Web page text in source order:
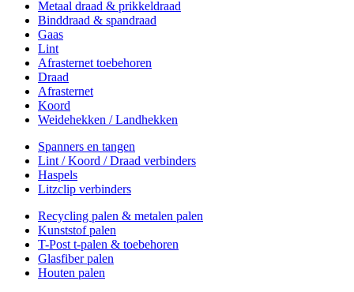
Metaal draad & prikkeldraad
Binddraad & spandraad
Gaas
Lint
Afrasternet toebehoren
Draad
Afrasternet
Koord
Weidehekken / Landhekken
Spanners en tangen
Lint / Koord / Draad verbinders
Haspels
Litzclip verbinders
Recycling palen & metalen palen
Kunststof palen
T-Post t-palen & toebehoren
Glasfiber palen
Houten palen